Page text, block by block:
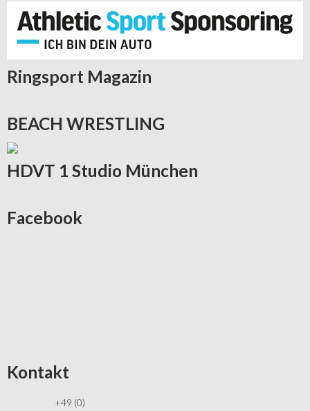
Ringsport Magazin
BEACH WRESTLING
HDVT 1 Studio München
Facebook
Kontakt
+49 (0)